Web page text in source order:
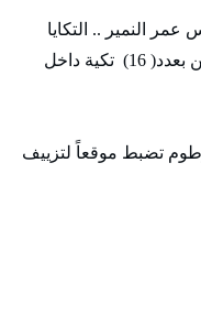
النمير .. التكايا
الخيرية تواصل توفير احتياجات الصائمين بعدد( 16) تكية داخل
تضبط موقعاً لتزييف